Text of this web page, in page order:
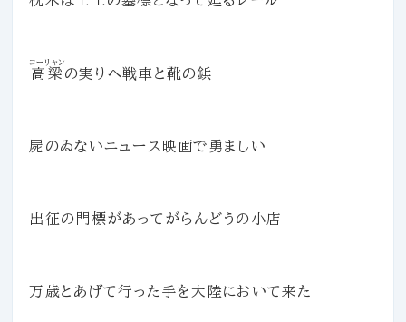
高梁
コーリャン
の実りへ戦車と靴の鋲
屍のゐないニュース映画で勇ましい
出征の門標があってがらんどうの小店
万歳とあげて行った手を大陸において来た